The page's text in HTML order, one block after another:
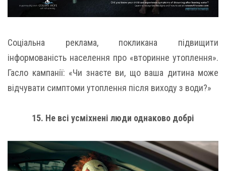
Соціальна реклама, покликана підвищити
інформованість населення про «вторинне утоплення».
Гасло кампанії: «Чи знаєте ви, що ваша дитина може
відчувати симптоми утоплення після виходу з води?»
15. Не всі усміхнені люди однаково добрі